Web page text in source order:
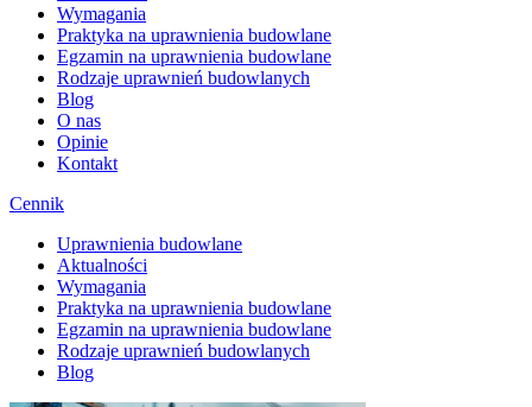
Wymagania
Praktyka na uprawnienia budowlane
Egzamin na uprawnienia budowlane
Rodzaje uprawnień budowlanych
Blog
O nas
Opinie
Kontakt
Cennik
Uprawnienia budowlane
Aktualności
Wymagania
Praktyka na uprawnienia budowlane
Egzamin na uprawnienia budowlane
Rodzaje uprawnień budowlanych
Blog